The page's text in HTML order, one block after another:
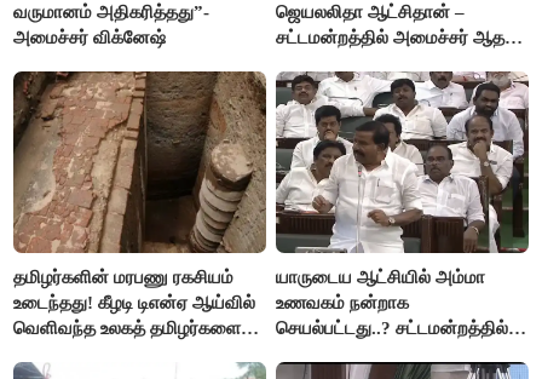
வருமானம் அதிகரித்தது”-
அமைச்சர் விக்னேஷ்
ஜெயலலிதா ஆட்சிதான் –
சட்டமன்றத்தில் அமைச்சர் ஆதவ்
தமிழர்களின் மரபணு ரகசியம்
உடைந்தது! கீழடி டிஎன்ஏ ஆய்வில்
வெளிவந்த உலகத் தமிழர்களை
யாருடைய ஆட்சியில் அம்மா
உணவகம் நன்றாக
செயல்பட்டது..? சட்டமன்றத்தில்